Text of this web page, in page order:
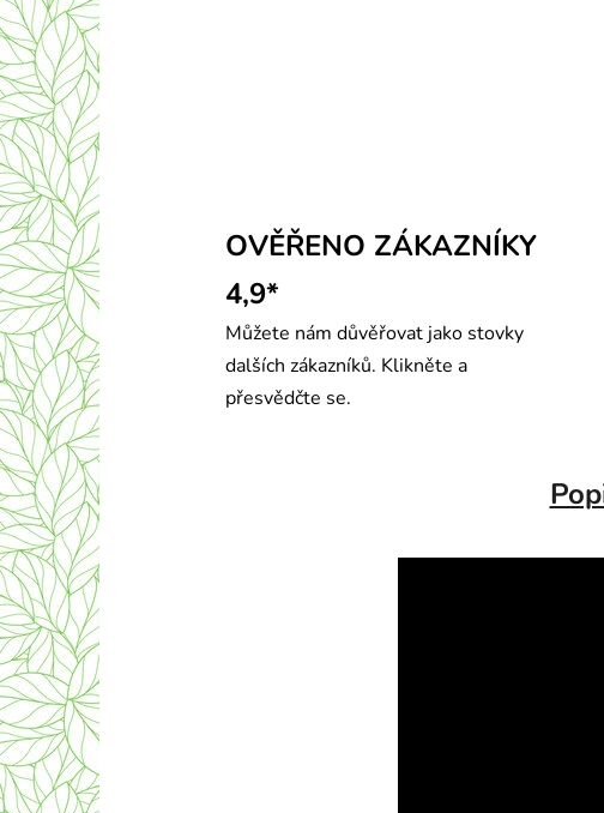
OVĚŘENO ZÁKAZNÍKY
4,9*
Můžete nám důvěřovat jako stovky
dalších zákazníků. Klikněte a
přesvědčte se.